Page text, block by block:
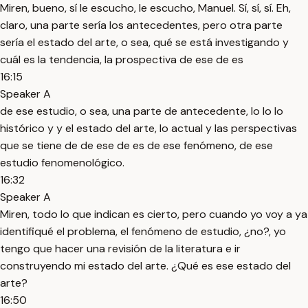
Miren, bueno, sí le escucho, le escucho, Manuel. Sí, sí, sí. Eh,
claro, una parte sería los antecedentes, pero otra parte
sería el estado del arte, o sea, qué se está investigando y
cuál es la tendencia, la prospectiva de ese de es
16:15
Speaker A
de ese estudio, o sea, una parte de antecedente, lo lo lo
histórico y y el estado del arte, lo actual y las perspectivas
que se tiene de de ese de es de ese fenómeno, de ese
estudio fenomenológico.
16:32
Speaker A
Miren, todo lo que indican es cierto, pero cuando yo voy a ya
identifiqué el problema, el fenómeno de estudio, ¿no?, yo
tengo que hacer una revisión de la literatura e ir
construyendo mi estado del arte. ¿Qué es ese estado del
arte?
16:50